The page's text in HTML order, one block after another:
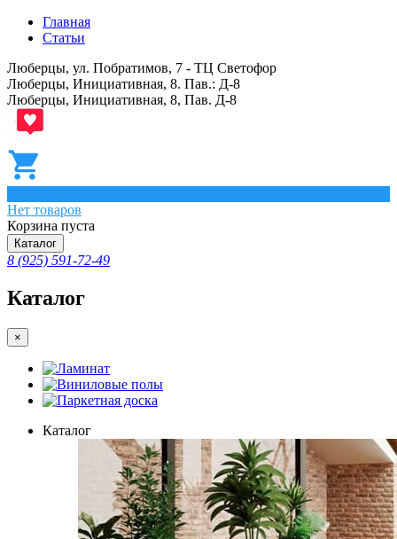
Главная
Статьи
Люберцы, ул. Побратимов, 7 - ТЦ Светофор
Люберцы, Инициативная, 8. Пав.: Д-8
Люберцы, Инициативная, 8, Пав. Д-8
Нет товаров
Корзина пуста
Каталог
8 (925) 591-72-49
Каталог
×
Ламинат
Виниловые полы
Паркетная доска
Каталог